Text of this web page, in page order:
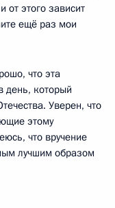
от этого зависит
ещё раз мои
что эта
день, который
Уверен, что
этому
что вручение
лучшим образом